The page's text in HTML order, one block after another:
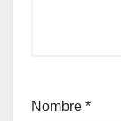
Nombre *